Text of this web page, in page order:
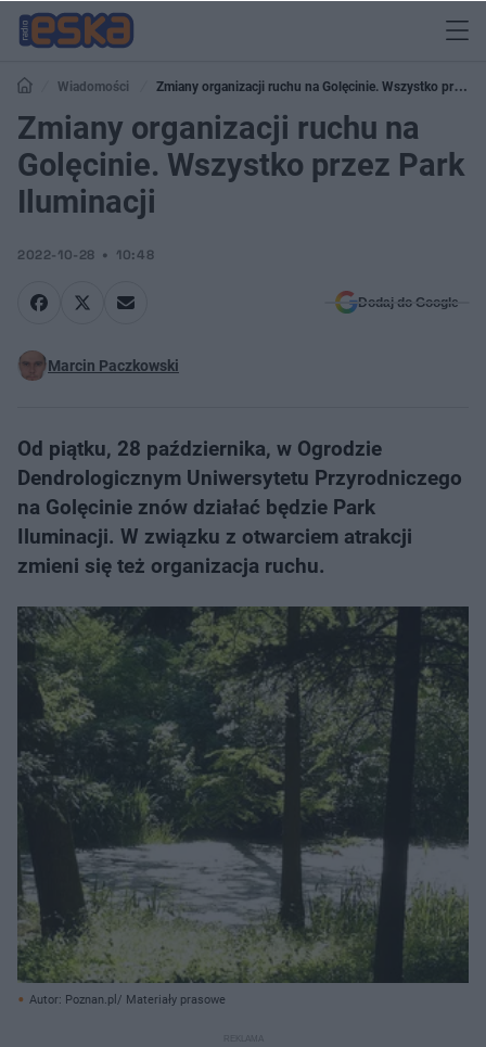
Wiadomości
Zmiany organizacji ruchu na Golęcinie. Wszystko przez
Park Iluminacji
Zmiany organizacji ruchu na
Golęcinie. Wszystko przez Park
Iluminacji
2022-10-28 10:48
Dodaj do Google
Marcin Paczkowski
Od piątku, 28 października, w Ogrodzie
Dendrologicznym Uniwersytetu Przyrodniczego
na Golęcinie znów działać będzie Park
Iluminacji. W związku z otwarciem atrakcji
zmieni się też organizacja ruchu.
Autor: Poznan.pl/ Materiały prasowe